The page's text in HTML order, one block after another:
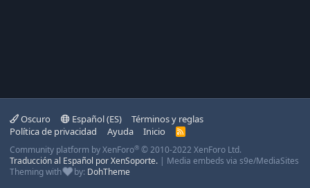
Oscuro Español (ES)
Términos y reglas
Política de privacidad
Ayuda Inicio
R
S
Community platform by XenForo® © 2010-2022 XenForo Ltd.
Traducción al Español por XenSoporte. | Media embeds via s9e/MediaSites
Theming with
by: DohTheme